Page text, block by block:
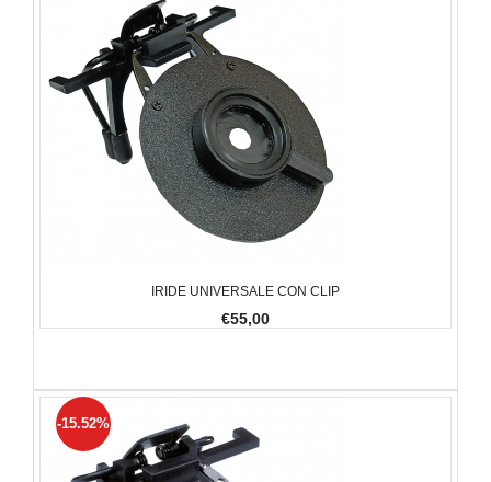
IRIDE UNIVERSALE CON CLIP
€55,00
-15.52%